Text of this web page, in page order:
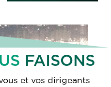
FAISONS
et vos dirigeants